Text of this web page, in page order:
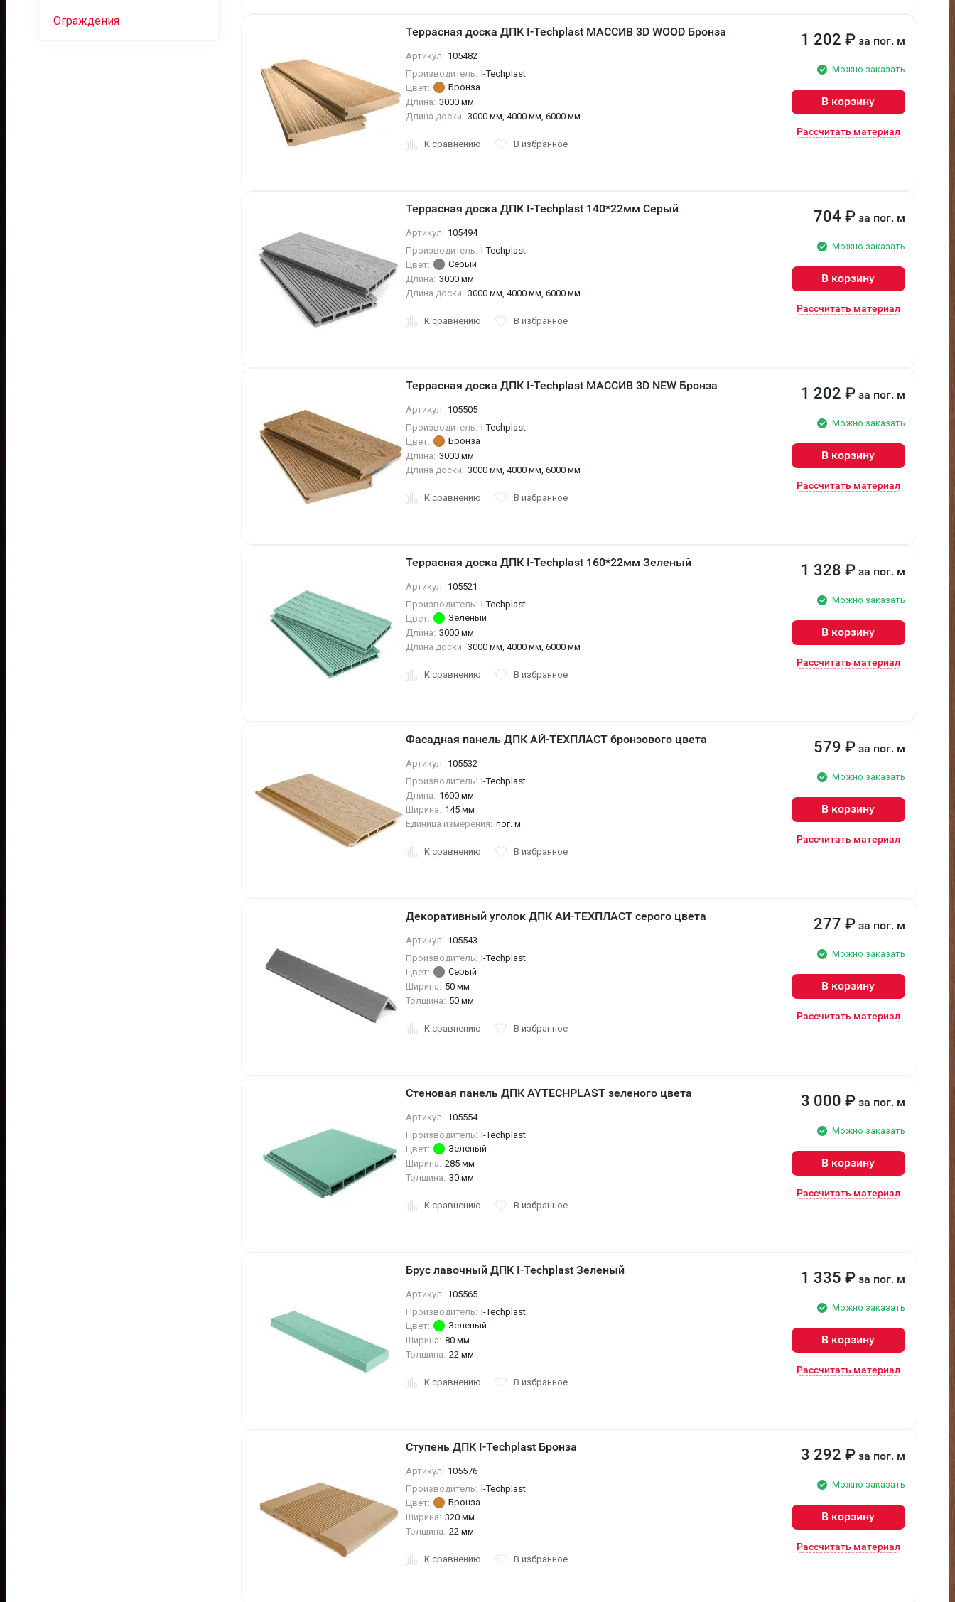
Террасная доска ДПК I-Techplast МАССИВ 3D WOOD Бронза
Артикул: 105482
Производитель: I-Techplast
Цвет:
Бронза
Длина: 3000 мм
Длина доски: 3000 мм, 4000 мм, 6000 мм
К сравнению В избранное
1 202 ₽ за пог. м
Можно заказать
В корзину
Рассчитать материал
Террасная доска ДПК I-Techplast 140*22мм Серый
Артикул: 105494
Производитель: I-Techplast
Цвет:
Серый
Длина: 3000 мм
Длина доски: 3000 мм, 4000 мм, 6000 мм
К сравнению В избранное
704 ₽ за пог. м
Можно заказать
В корзину
Рассчитать материал
Террасная доска ДПК I-Techplast МАССИВ 3D NEW Бронза
Артикул: 105505
Производитель: I-Techplast
Цвет:
Бронза
Длина: 3000 мм
Длина доски: 3000 мм, 4000 мм, 6000 мм
К сравнению В избранное
1 202 ₽ за пог. м
Можно заказать
В корзину
Рассчитать материал
Террасная доска ДПК I-Techplast 160*22мм Зеленый
Артикул: 105521
Производитель: I-Techplast
Цвет:
Зеленый
Длина: 3000 мм
Длина доски: 3000 мм, 4000 мм, 6000 мм
К сравнению В избранное
1 328 ₽ за пог. м
Можно заказать
В корзину
Рассчитать материал
Фасадная панель ДПК АЙ-ТЕХПЛАСТ бронзового цвета
Артикул: 105532
Производитель: I-Techplast
Длина: 1600 мм
Ширина: 145 мм
Единица измерения: пог. м
К сравнению В избранное
579 ₽ за пог. м
Можно заказать
В корзину
Рассчитать материал
Декоративный уголок ДПК АЙ-ТЕХПЛАСТ серого цвета
Артикул: 105543
Производитель: I-Techplast
Цвет:
Серый
Ширина: 50 мм
Толщина: 50 мм
К сравнению В избранное
277 ₽ за пог. м
Можно заказать
В корзину
Рассчитать материал
Стеновая панель ДПК AYTECHPLAST зеленого цвета
Артикул: 105554
Производитель: I-Techplast
Цвет:
Зеленый
Ширина: 285 мм
Толщина: 30 мм
К сравнению В избранное
3 000 ₽ за пог. м
Можно заказать
В корзину
Рассчитать материал
Брус лавочный ДПК I-Techplast Зеленый
Артикул: 105565
Производитель: I-Techplast
Цвет:
Зеленый
Ширина: 80 мм
Толщина: 22 мм
К сравнению В избранное
1 335 ₽ за пог. м
Можно заказать
В корзину
Рассчитать материал
Ступень ДПК I-Techplast Бронза
Артикул: 105576
Производитель: I-Techplast
Цвет:
Бронза
Ширина: 320 мм
Толщина: 22 мм
К сравнению В избранное
3 292 ₽ за пог. м
Можно заказать
В корзину
Рассчитать материал
Ограждения